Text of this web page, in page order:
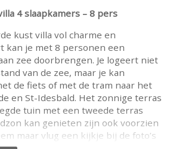
4 slaapkamers – 8 pers
kust villa vol charme en
kan je met 8 personen een
zee doorbrengen. Je logeert niet
van de zee, maar je kan
de fiets of met de tram naar het
en St-Idesbald. Het zonnige terras
tuin met een tweede terras
kan genieten zijn ook voorzien
maar vlug een kijkje bij de foto’s